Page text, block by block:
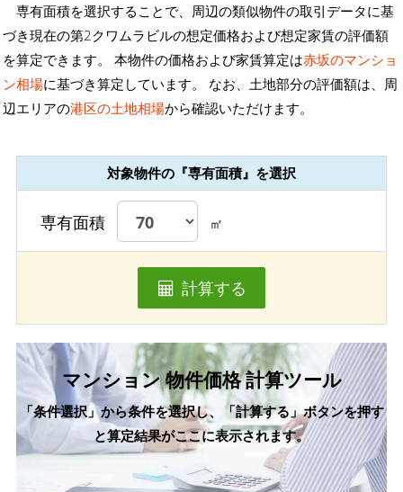
専有面積を選択することで、周辺の類似物件の取引データに基
づき現在の第2クワムラビルの想定価格および想定家賃の評価額
を算定できます。 本物件の価格および家賃算定は赤坂のマンショ
ン相場に基づき算定しています。 なお、土地部分の評価額は、周
辺エリアの港区の土地相場から確認いただけます。
対象物件の『専有面積』を選択
専有面積 ㎡
計算する
マンション 物件価格 計算ツール
「条件選択」から条件を選択し、「計算する」ボタンを押す
と算定結果がここに表示されます。